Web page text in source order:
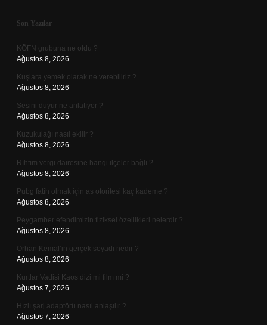
Sidebar
Son Yazılar
KÖFN grubuna ne oldu ?
Ağustos 8, 2026
Kuşlara yemek olarak ne verebiliriz ?
Ağustos 8, 2026
Sesini duyur ne anlatıyor ?
Ağustos 8, 2026
Kuzukulağı nasıl ekilir ?
Ağustos 8, 2026
Rıhtım vergi dairesine hangi ilçeler bağlı ?
Ağustos 8, 2026
Pubg fatih olmak için as otoritesi kaç kademe ?
Ağustos 8, 2026
Peygamber efendimizin fiziksel özellikleri nelerdir ?
Ağustos 8, 2026
Orhan Kemal’in gerçek soyadı nedir ?
Ağustos 8, 2026
Kurtlar Vadisi Kaos dizi mi film mi ?
Ağustos 7, 2026
Hızlı şarj adaptörü nasıl anlaşılır ?
Ağustos 7, 2026